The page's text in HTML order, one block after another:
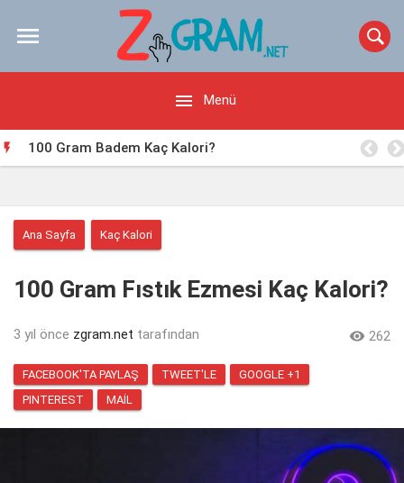

 Menü
 100 Gram Badem Kaç Kalori?
Ana Sayfa Kaç Kalori
100 Gram Fıstık Ezmesi Kaç Kalori?
3 yıl önce zgram.net tarafından  262
FACEBOOK'TA PAYLAŞ TWEET'LE
GOOGLE +1
PINTEREST
MAIL